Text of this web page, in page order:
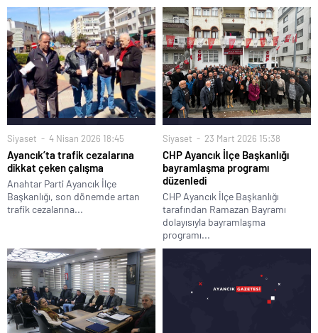
Siyaset 4 Nisan 2026 18:45
Ayancık’ta trafik cezalarına
dikkat çeken çalışma
Anahtar Parti Ayancık İlçe
Başkanlığı, son dönemde artan
trafik cezalarına...
Siyaset 23 Mart 2026 15:38
CHP Ayancık İlçe Başkanlığı
bayramlaşma programı
düzenledi
CHP Ayancık İlçe Başkanlığı
tarafından Ramazan Bayramı
dolayısıyla bayramlaşma
programı...